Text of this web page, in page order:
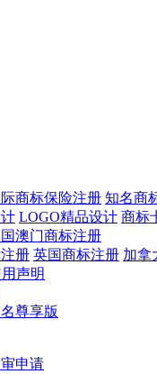
商标保险注册 知名商
LOGO精品设计 商标
澳门商标注册
册 英国商标注册 加拿
声明
尊享版
申请